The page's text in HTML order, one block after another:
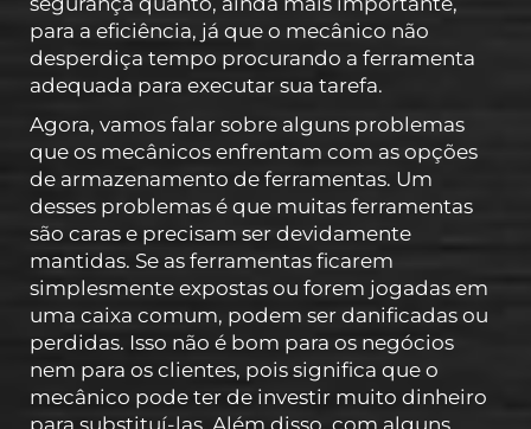
para a eficiência, já que o mecânico não
desperdiça tempo procurando a ferramenta
adequada para executar sua tarefa.
Agora, vamos falar sobre alguns problemas
que os mecânicos enfrentam com as opções
de armazenamento de ferramentas. Um
desses problemas é que muitas ferramentas
são caras e precisam ser devidamente
mantidas. Se as ferramentas ficarem
simplesmente expostas ou forem jogadas em
uma caixa comum, podem ser danificadas ou
perdidas. Isso não é bom para os negócios
nem para os clientes, pois significa que o
mecânico pode ter de investir muito dinheiro
para substituí-las. Além disso, com alguns